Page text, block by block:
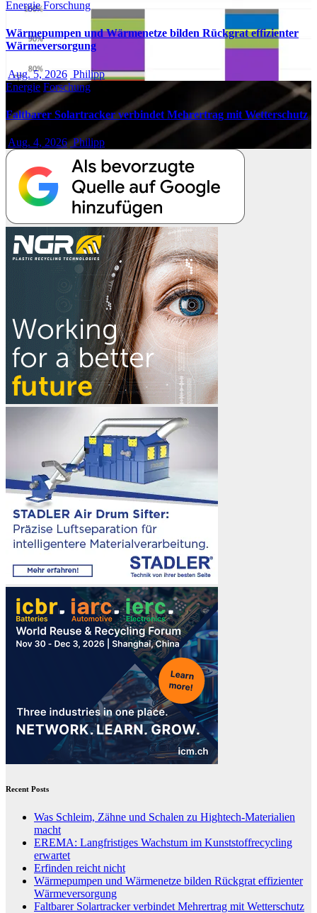
Energie Forschung
Wärmepumpen und Wärmenetze bilden Rückgrat effizienter
Wärmeversorgung
Aug. 5, 2026 Philipp
Energie Forschung
Faltbarer Solartracker verbindet Mehrertrag mit Wetterschutz
Aug. 4, 2026 Philipp
Recent Posts
Was Schleim, Zähne und Schalen zu Hightech-Materialien
macht
EREMA: Langfristiges Wachstum im Kunststoffrecycling
erwartet
Erfinden reicht nicht
Wärmepumpen und Wärmenetze bilden Rückgrat effizienter
Wärmeversorgung
Faltbarer Solartracker verbindet Mehrertrag mit Wetterschutz